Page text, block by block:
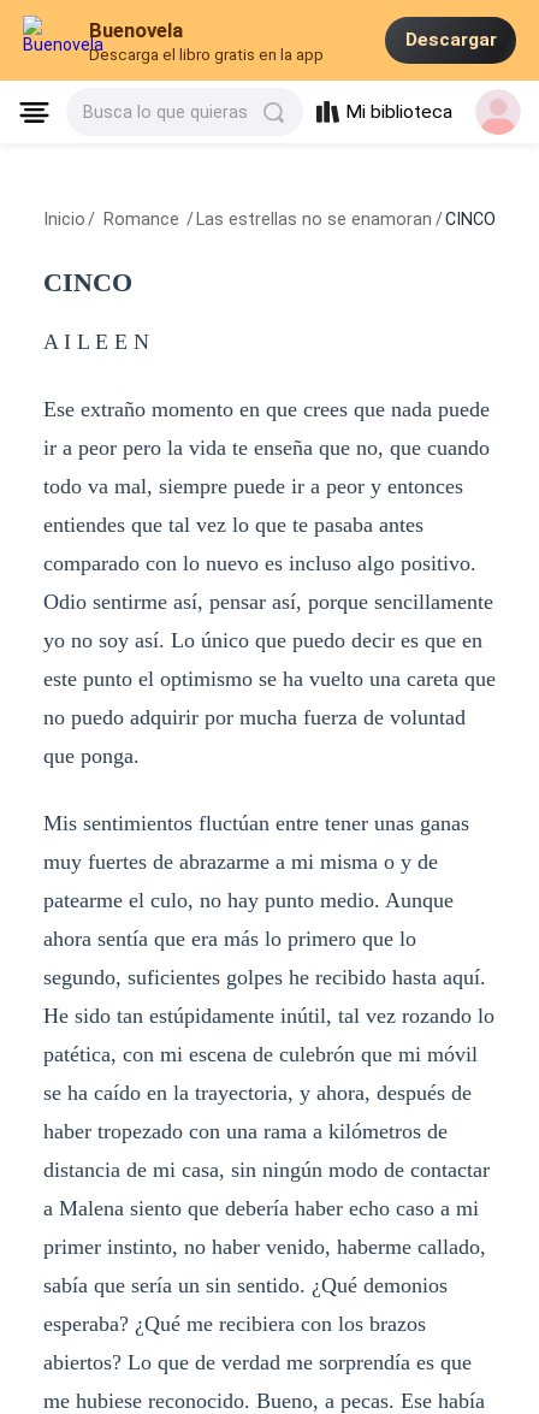
Buenovela
Descarga el libro gratis en la app
Descargar
Busca lo que quieras Mi biblioteca
Inicio / Romance / Las estrellas no se enamoran /CINCO
CINCO
A I L E E N
Ese extraño momento en que crees que nada puede
ir a peor pero la vida te enseña que no, que cuando
todo va mal, siempre puede ir a peor y entonces
entiendes que tal vez lo que te pasaba antes
comparado con lo nuevo es incluso algo positivo.
Odio sentirme así, pensar así, porque sencillamente
yo no soy así. Lo único que puedo decir es que en
este punto el optimismo se ha vuelto una careta que
no puedo adquirir por mucha fuerza de voluntad
que ponga.
Mis sentimientos fluctúan entre tener unas ganas
muy fuertes de abrazarme a mi misma o y de
patearme el culo, no hay punto medio. Aunque
ahora sentía que era más lo primero que lo
segundo, suficientes golpes he recibido hasta aquí.
He sido tan estúpidamente inútil, tal vez rozando lo
patética, con mi escena de culebrón que mi móvil
se ha caído en la trayectoria, y ahora, después de
haber tropezado con una rama a kilómetros de
distancia de mi casa, sin ningún modo de contactar
a Malena siento que debería haber echo caso a mi
primer instinto, no haber venido, haberme callado,
sabía que sería un sin sentido. ¿Qué demonios
esperaba? ¿Qué me recibiera con los brazos
abiertos? Lo que de verdad me sorprendía es que
me hubiese reconocido. Bueno, a pecas. Ese había